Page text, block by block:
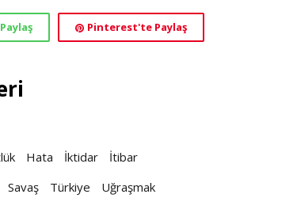
Pinterest'te Paylaş
Hata İktidar
İtibar
Savaş Türkiye
Uğraşmak